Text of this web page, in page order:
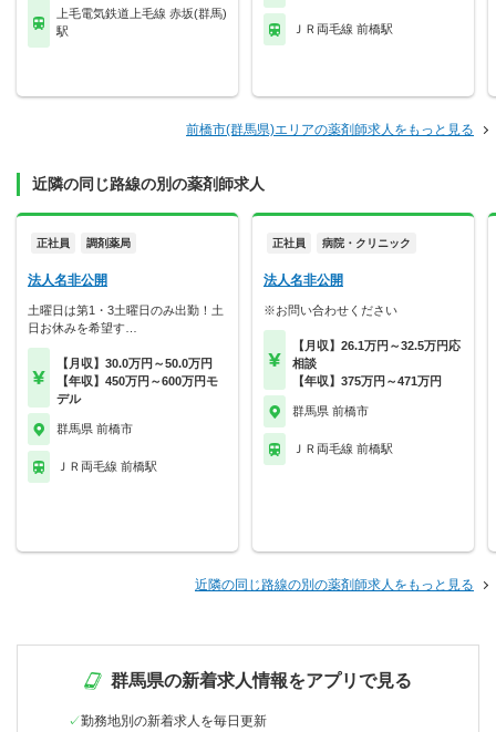
上毛電気鉄道上毛線 赤坂(群馬)
駅
ＪＲ両毛線 前橋駅
前橋市(群馬県)エリアの薬剤師求人をもっと見る
近隣の同じ路線の別の薬剤師求人
正社員 調剤薬局
法人名非公開
土曜日は第1・3土曜日のみ出勤！土
日お休みを希望す…
【月収】30.0万円～50.0万円
【年収】450万円～600万円モ
デル
群馬県 前橋市
ＪＲ両毛線 前橋駅
正社員 病院・クリニック
法人名非公開
※お問い合わせください
【月収】26.1万円～32.5万円応
相談
【年収】375万円～471万円
群馬県 前橋市
ＪＲ両毛線 前橋駅
近隣の同じ路線の別の薬剤師求人をもっと見る
群馬県の新着求人情報をアプリで見る
勤務地別の新着求人を毎日更新